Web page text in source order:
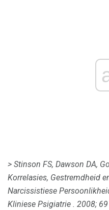
> Stinson FS, Dawson DA,
Korrelasies, Gestremdheid
Narcissistiese
Kliniese Psigiatrie . 2008;